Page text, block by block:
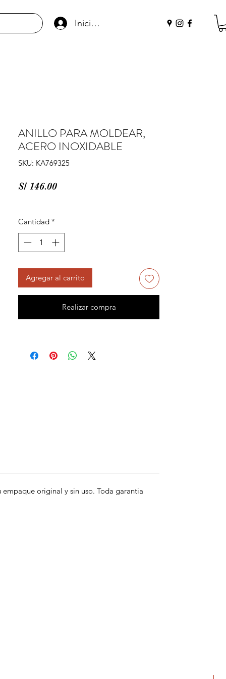
Iniciar sesión
ANILLO PARA MOLDEAR,
ACERO INOXIDABLE
SKU: KA769325
S/ 146.00Precio
Cantidad *
Agregar al carrito
Realizar compra
original y sin uso. Toda garantia